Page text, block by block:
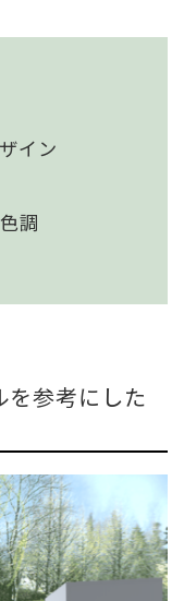
イン
調
参考にした